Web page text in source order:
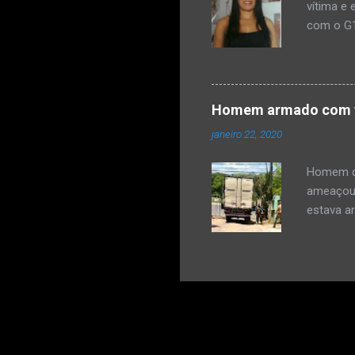
vítima e
com o
disse
carta e
de um
Homem armado
janeiro 22, 2020
Homem
estava
Civil, o
facão